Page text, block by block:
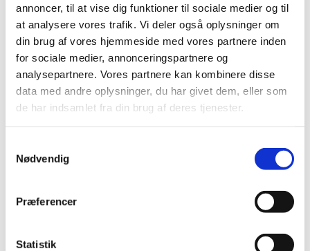
annoncer, til at vise dig funktioner til sociale medier og til
at analysere vores trafik. Vi deler også oplysninger om
din brug af vores hjemmeside med vores partnere inden
for sociale medier, annonceringspartnere og
analysepartnere. Vores partnere kan kombinere disse
data med andre oplysninger, du har givet dem, eller som
de har indsamlet fra din brug af deres tjenester.
Nødvendig
Præferencer
Statistik
Du vil måske også kunne lide...